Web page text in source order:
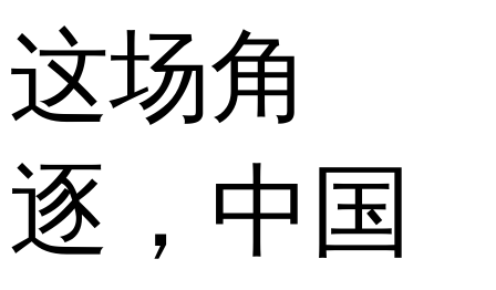
这场角
逐，中国